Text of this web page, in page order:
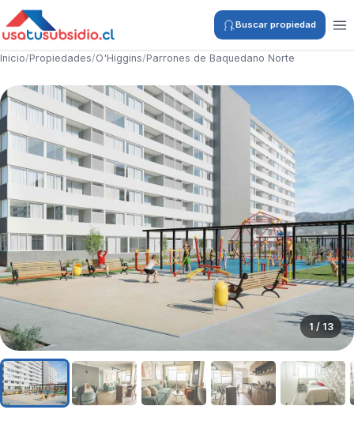
Buscar propiedad
Inicio/Propiedades/O'Higgins/Parrones de Baquedano Norte
1 / 13